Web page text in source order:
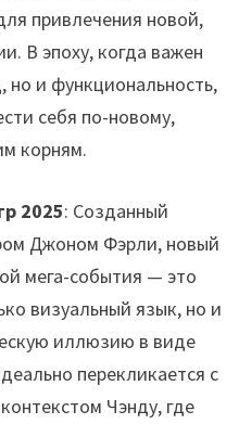
привлечения новой,
В эпоху, когда важен
но и функциональность,
себя по-новому,
корням.
2025: Созданный
Джоном Фэрли, новый
мега-события — это
визуальный язык, но и
иллюзию в виде
перекликается с
Чэнду, где